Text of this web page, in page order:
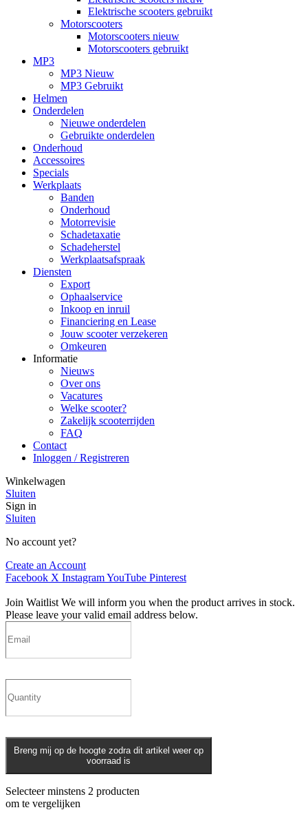
Elektrische scooters gebruikt
Motorscooters
Motorscooters nieuw
Motorscooters gebruikt
MP3
MP3 Nieuw
MP3 Gebruikt
Helmen
Onderdelen
Nieuwe onderdelen
Gebruikte onderdelen
Onderhoud
Accessoires
Specials
Werkplaats
Banden
Onderhoud
Motorrevisie
Schadetaxatie
Schadeherstel
Werkplaatsafspraak
Diensten
Export
Ophaalservice
Inkoop en inruil
Financiering en Lease
Jouw scooter verzekeren
Omkeuren
Informatie
Nieuws
Over ons
Vacatures
Welke scooter?
Zakelijk scooterrijden
FAQ
Contact
Inloggen / Registreren
Winkelwagen
Sluiten
Sign in
Sluiten
No account yet?
Create an Account
Facebook X InstagramYouTube Pinterest
Join Waitlist We will inform you when the product arrives in stock.
Please leave your valid email address below.
Breng mij op de hoogte zodra dit artikel weer op
voorraad is
Selecteer minstens 2 producten
om te vergelijken